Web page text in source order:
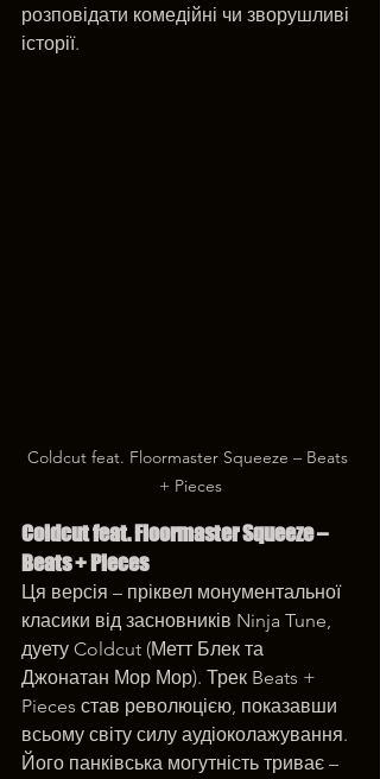
розповідати комедійні чи зворушливі
історії.
Coldcut feat. Floormaster Squeeze – Beats
+ Pieces
Coldcut feat. Floormaster Squeeze –
Beats + Pieces
Ця версія – пріквел монументальної
класики від засновників Ninja Tune,
дуету Coldcut (Метт Блек та
Джонатан Мор Мор). Трек Beats +
Pieces став революцією, показавши
всьому світу силу аудіоколажування.
Його панківська могутність триває –